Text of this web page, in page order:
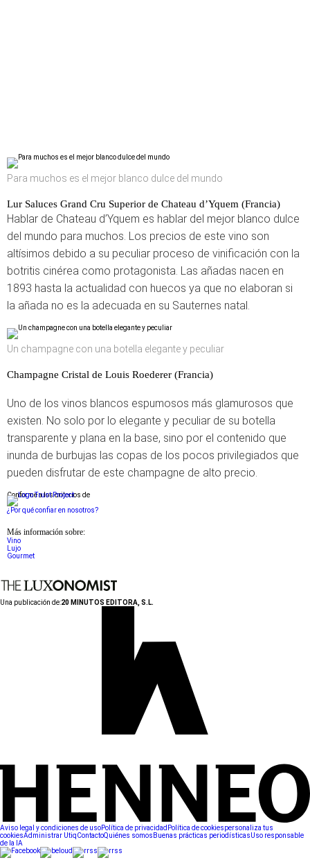
Para muchos es el mejor blanco dulce del mundo
Lur Saluces Grand Cru Superior de Chateau d’Yquem (Francia)
Hablar de Chateau d’Yquem es hablar del mejor blanco dulce
del mundo para muchos. Los precios de este vino son
altísimos debido a su peculiar proceso de vinificación con la
botritis cinérea como protagonista. Las añadas nacen en
1893 hasta la actualidad con huecos ya que no elaboran si
la añada no es la adecuada en su Sauternes natal.
Un champagne con una botella elegante y peculiar
Champagne Cristal de Louis Roederer (Francia)
Uno de los vinos blancos espumosos más glamurosos que
existen. No solo por lo elegante y peculiar de su botella
transparente y plana en la base, sino por el contenido que
inunda de burbujas las copas de los pocos privilegiados que
pueden disfrutar de este champagne de alto precio.
Conforme a los criterios de
¿Por qué confiar en nosotros?
Más información sobre:
Vino
Lujo
Gourmet
Una publicación de:20 MINUTOS EDITORA, S.L.
Aviso legal y condiciones de usoPolítica de privacidad Política de cookiespersonaliza tus
cookiesAdministrar UtiqContactoQuiénes somos Buenas prácticas periodísticasUso responsable
de la IA